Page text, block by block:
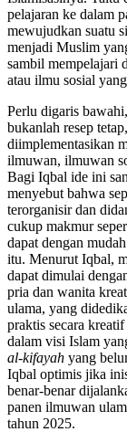
pelajaran ke dalam
mewujudkan suatu
menjadi Muslim
sambil mempelajari
atau ilmu sosial
Perlu digaris
bukanlah resep
diimplementasikan
ilmuwan, ilmuwan
Bagi Iqbal ide ini
menyebut bahwa
terorganisir dan
cukup makmur
dapat dengan
itu. Menurut Iqbal,
dapat dimulai
pria dan wanita
ulama, yang
praktis secara
dalam visi Islam
al-kifayah yang
Iqbal optimis jika
benar-benar
panen ilmuwan
tahun 2025.